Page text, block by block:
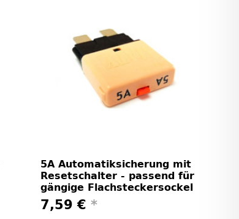
5A Automatiksicherung mit
Resetschalter - passend für
gängige Flachsteckersockel
7,59 € *